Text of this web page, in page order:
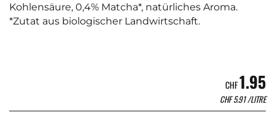
Kohlensäure, 0,4% Matcha*, natürliches Aroma.
*Zutat aus biologischer Landwirtschaft.
CHF1.95
CHF5.91/LITRE